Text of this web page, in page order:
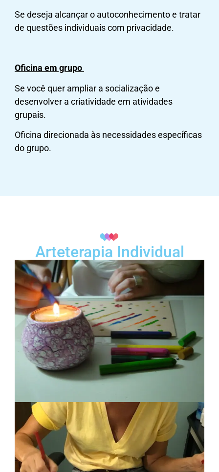
Se deseja alcançar o autoconhecimento e tratar
de questões individuais com privacidade.
Oficina em grupo
Se você quer ampliar a socialização e
desenvolver a criatividade em atividades
grupais.
Oficina direcionada às necessidades específicas
do grupo.
Arteterapia Individual